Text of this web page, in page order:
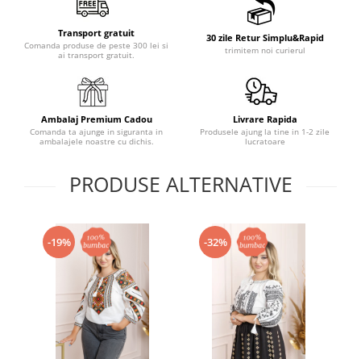
Transport gratuit
Comanda produse de peste 300 lei si
ai transport gratuit.
30 zile Retur Simplu&Rapid
trimitem noi curierul
Ambalaj Premium Cadou
Comanda ta ajunge in siguranta in
ambalajele noastre cu dichis.
Livrare Rapida
Produsele ajung la tine in 1-2 zile
lucratoare
PRODUSE ALTERNATIVE
-19% -32%